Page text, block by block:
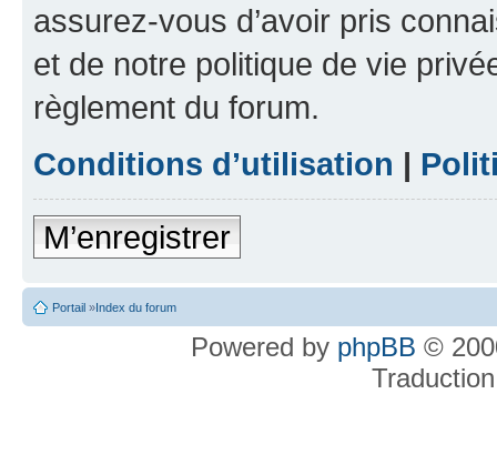
assurez-vous d’avoir pris
et de notre politique de vie
règlement du forum.
Conditions d’utilisation |
M’enregistrer
Portail »Index du forum
Powered by phpBB ©